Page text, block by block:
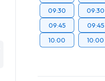
09:30
09:45
10:00
09:30
09:45
10:00